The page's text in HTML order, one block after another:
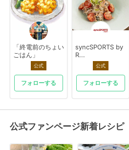
「終電前のちょい
ごはん」
公式
フォローする
syncSPORTS by
R...
公式
フォローする
公式ファンページ新着レシピ